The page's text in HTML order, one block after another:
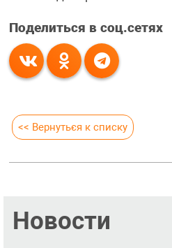
Поделиться в соц.сетях
<< Вернуться к списку
Новости